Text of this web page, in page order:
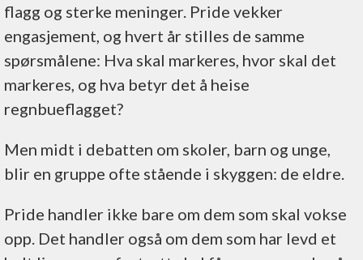
flagg og sterke meninger. Pride vekker
engasjement, og hvert år stilles de samme
spørsmålene: Hva skal markeres, hvor skal det
markeres, og hva betyr det å heise
regnbueflagget?
Men midt i debatten om skoler, barn og unge,
blir en gruppe ofte stående i skyggen: de eldre.
Pride handler ikke bare om dem som skal vokse
opp. Det handler også om dem som har levd et